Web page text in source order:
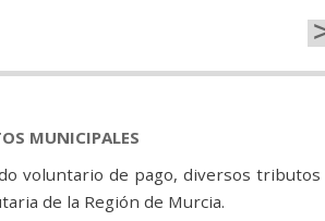
MUNICIPALES
voluntario de pago, diversos tributos
de la Región de Murcia.